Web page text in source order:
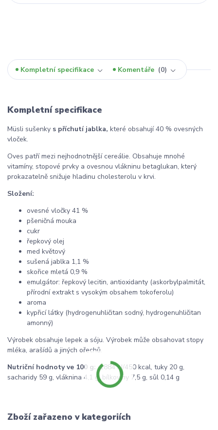
Kompletní specifikace Komentáře 0
Kompletní specifikace
Müsli sušenky s příchutí jablka, které obsahují 40 % ovesných
vloček.
Oves patří mezi nejhodnotnější cereálie. Obsahuje mnohé
vitamíny, stopové prvky a ovesnou vlákninu betaglukan, který
prokazatelně snižuje hladinu cholesterolu v krvi.
Složení:
ovesné vločky 41 %
pšeničná mouka
cukr
řepkový olej
med květový
sušená jablka 1,1 %
skořice mletá 0,9 %
emulgátor: řepkový lecitin, antioxidanty (askorbylpalmitát,
přírodní extrakt s vysokým obsahem tokoferolu)
aroma
kypřicí látky (hydrogenuhličitan sodný, hydrogenuhličitan
amonný)
Výrobek obsahuje lepek a sóju. Výrobek může obsahovat stopy
mléka, arašídů a jiných ořechů.
Nutriční hodnoty ve 100 g:1884 kJ/450 kcal, tuky 20 g,
sacharidy 59 g, vláknina 4,1 g, bílkoviny 7,5 g, sůl 0,14 g
Zboží zařazeno v kategoriích